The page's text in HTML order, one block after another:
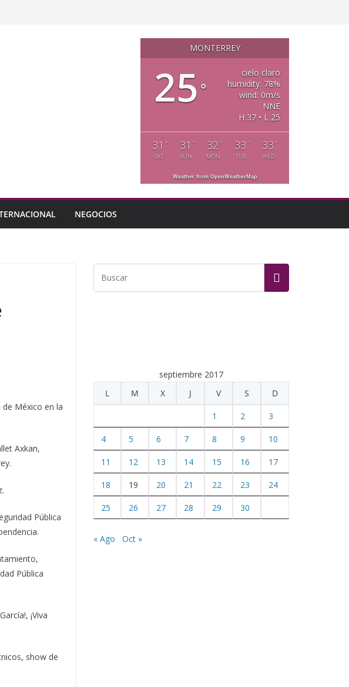
MONTERREY
25°
cielo claro
humidity: 78%
wind: 0m/s
NNE
H 37 • L 25
31 °
SAT
31 °
SUN
32 °
MON
33°
TUE
33°
WED
Weather from OpenWeatherMap
NEGOCIOS
México en la
Axkan,
Pública
Pública
¡Viva
show de
septiembre 2017
L
M X J V S D
1 2 3
4 5 6 7 8 9 10
11 12 13 14 15 16 17
18 19 20 21 22 23 24
25 26 27 28 29 30
« Ago Oct »